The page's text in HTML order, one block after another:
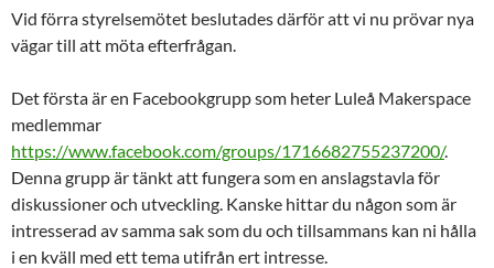
Vid förra styrelsemötet beslutades därför att vi nu prövar nya
vägar till att möta efterfrågan.
Det första är en Facebookgrupp som heter Luleå Makerspace
medlemmar
https://www.facebook.com/groups/1716682755237200/.
Denna grupp är tänkt att fungera som en anslagstavla för
diskussioner och utveckling. Kanske hittar du någon som är
intresserad av samma sak som du och tillsammans kan ni hålla
i en kväll med ett tema utifrån ert intresse.